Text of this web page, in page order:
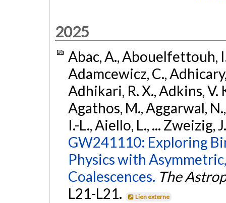
2025
Abac, A., Abouelfettouh,
Adamcewicz, C.,
Adhikari, R. X., Adkins, V.
Agathos, M., Aggarwal,
I.-L., Aiello, L., ... Zweizig,
GW241110: Exploring
Physics with
Coalescences. The
L21-L21.
Lien externe